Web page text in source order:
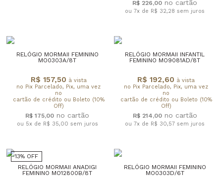
R$ 226,00
ou 7x de R$ 32,28 sem juros
RELÓGIO MORMAII FEMININO
MO0303A/8T
R$ 157,50 à vista
no Pix Parcelado, Pix, uma vez
no
cartão de crédito ou Boleto (10%
Off)
R$ 175,00
ou 5x de R$ 35,00 sem juros
RELÓGIO MORMAII INFANTIL
FEMININO MO9081AD/8T
R$ 192,60 à vista
no Pix Parcelado, Pix, uma vez
no
cartão de crédito ou Boleto (10%
Off)
R$ 214,00
ou 7x de R$ 30,57 sem juros
13% OFF
RELÓGIO MORMAII ANADIGI
FEMININO MO12800B/8T
RELÓGIO MORMAII FEMININO
MO0303D/6T